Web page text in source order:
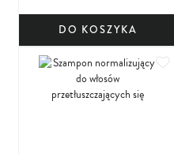
DO KOSZYKA